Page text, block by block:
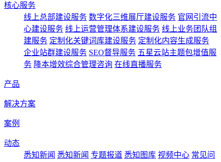
核心服务
线上总部建设服务 数字化三维展厅建设服务 官网引流中
心建设服务 线上运营管理体系建设服务 线上业务团队组
建服务 定制化关键词库建设服务 定制化内容生成服务
企业站群建设服务 SEO督导服务 五星云站主题包增值服
务 降本增效综合管理咨询 在线直播服务
产品
解决方案
案例
动态
悉知新闻 悉知新闻 专题报道 悉知图库 视频中心 常见问